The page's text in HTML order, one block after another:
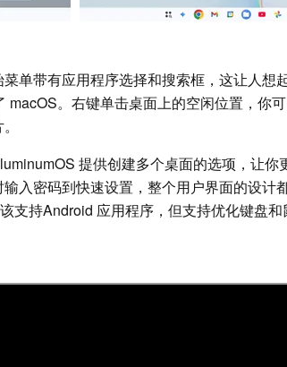
单带有应用程序选择和搜索框，这让人想
macOS。右键单击桌面上的空闲位置，你
提供创建多个桌面的选项，让你
入密码到快速设置，整个用户界面的设计
支持Android 应用程序，但支持优化键盘和